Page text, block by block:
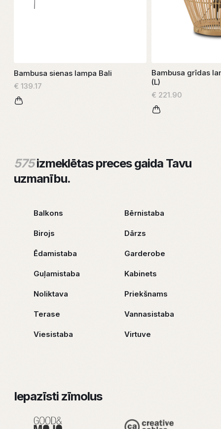
Bambusa sienas lampa Bali
€ 139.17
Bambusa grīdas
(L)
€ 221.90
575izmeklētas preces gaida Tavu
uzmanību.
Balkons Bērnistaba
Birojs Dārzs
Ēdamistaba Garderobe
Guļamistaba Kabinets
Noliktava Priekšnams
Terase Vannasistaba
Viesistaba Virtuve
Iepazīsti zīmolus